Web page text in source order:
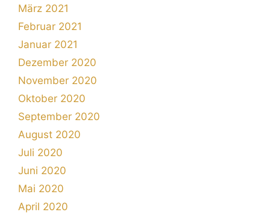
März 2021
Februar 2021
Januar 2021
Dezember 2020
November 2020
Oktober 2020
September 2020
August 2020
Juli 2020
Juni 2020
Mai 2020
April 2020